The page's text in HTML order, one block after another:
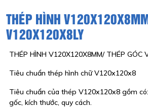
THÉP HÌNH
V120X120X8LY
THÉP HÌNH V120X120X8MM/ THÉP GÓC
Tiêu chuẩn thép hình chữ V120x120x8
Tiêu chuẩn của thép V120x120x8 gồm
gốc, kích thước, quy cách.